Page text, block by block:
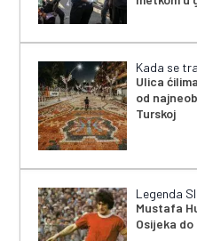
Kada se
Ulica
od
Turskoj
Legenda
Mustafa
Osijeka